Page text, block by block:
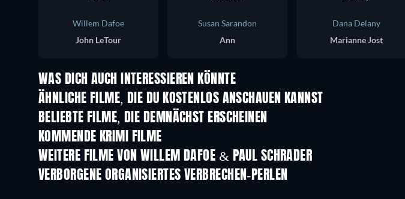
Willem Dafoe
John LeTour
Susan Sarandon
Ann
Dana Delany
Marianne Jost
WAS DICH AUCH INTERESSIEREN KÖNNTE
ÄHNLICHE FILME, DIE DU KOSTENLOS ANSCHAUEN KANNST
BELIEBTE FILME, DIE DEMNÄCHST ERSCHEINEN
KOMMENDE KRIMI FILME
WEITERE FILME VON WILLEM DAFOE & PAUL SCHRADER
VERBORGENE ORGANISIERTES VERBRECHEN-PERLEN
Serie